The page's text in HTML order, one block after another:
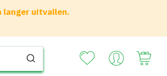
langer uitvallen.